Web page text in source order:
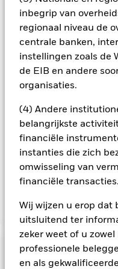
inbegrip van
regionaal niveau de
centrale banken,
instellingen zoals de
de EIB en andere
organisaties.
(4) Andere
belangrijkste
financiële
instanties die zich
omwisseling van
financiële transacties.
Wij wijzen u erop dat
uitsluitend ter
zeker weet of u
professionele
en als
minimaliseren. Via het
het fonds, kunt u een lijst
fonds bekijken –
aangegeven door het
aandelenklasse.
verkrijgbaar bij de
te reduceren, ontvangt
verbonden inkomsten en
goede aan BlackRock als
exploitatiekosten van het
de lopende kosten
BGF Global Bond
Risicometer